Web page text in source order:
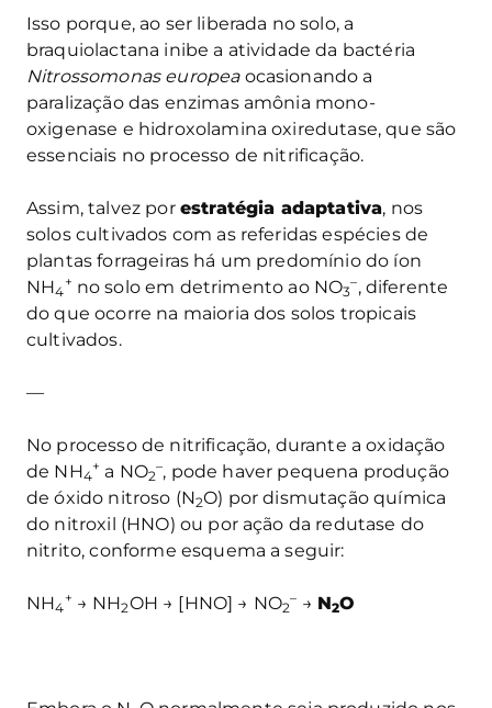
Isso porque, ao ser liberada no solo, a
braquiolactana inibe a atividade da bactéria
Nitrossomonas europeaocasionando a
paralização das enzimas amônia mono-
oxigenase e hidroxolamina oxiredutase, que são
essenciais no processo de nitrificação.
Assim, talvez por estratégia adaptativa, nos
solos cultivados com as referidas espécies de
plantas forrageiras há um predomínio do íon
NH4
+ no solo em detrimento ao NO3
–, diferente
do que ocorre na maioria dos solos tropicais
cultivados.
—
No processo de nitrificação, durante a oxidação
de NH4
+ a NO2
–, pode haver pequena produção
de óxido nitroso (N2O) por dismutação química
do nitroxil (HNO) ou por ação da redutase do
nitrito, conforme esquema a seguir:
NH4
+ → NH2OH → [HNO] → NO2
– → N2O